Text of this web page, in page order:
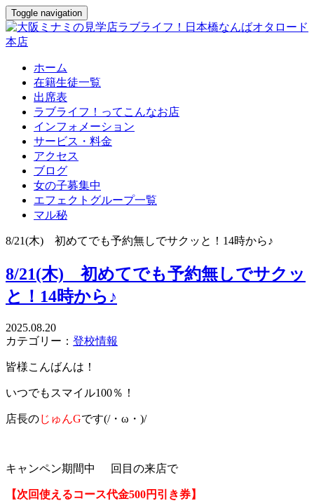
Toggle navigation
ホーム
在籍生徒一覧
出席表
ラブライフ！ってこんなお店
インフォメーション
サービス・料金
アクセス
ブログ
女の子募集中
エフェクトグループ一覧
マル秘
8/21(木) 初めてでも予約無しでサクッと！14時から♪
8/21(木) 初めてでも予約無しでサクッ
と！14時から♪
2025.08.20
カテゴリー： 登校情報
皆様こんばんは！
いつでもスマイル100％！
店長のじゅんGです(/・ω・)/
キャンペン期間中 回目の来店で
【次回使えるコース代金500円引き券】